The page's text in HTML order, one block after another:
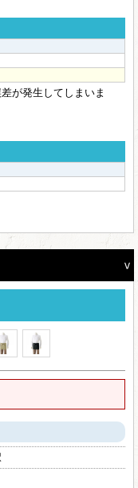
が発生してしまいま